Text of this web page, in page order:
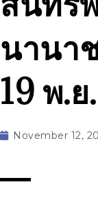
นานา
19 พ.
November 12,